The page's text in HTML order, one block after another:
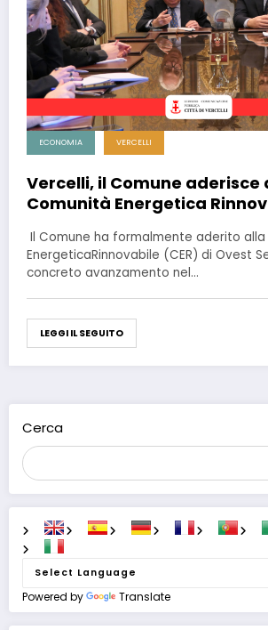
ECONOMIA VERCELLI
Vercelli, il Comune aderisce
Comunità Energetica
Il Comune ha formalmente aderito
EnergeticaRinnovabile (CER) di Ovest
concreto avanzamento nel…
LEGGI IL SEGUITO
Cerca
Powered by Translate